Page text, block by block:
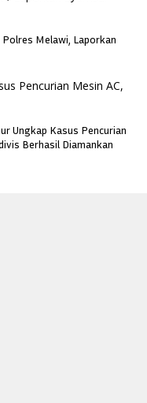
Melawi, Laporkan
Ungkap Kasus Pencurian
Berhasil Diamankan